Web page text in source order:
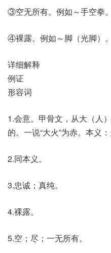
③空无所有。例如～手空拳。
④裸露。例如～脚（光脚）。
详细解释
例证
形容词
1.会意。甲骨文，从大（人
的。一说“大火”为赤。本义
2.同本义。
3.忠诚；真纯。
4.裸露。
5.空；尽；一无所有。